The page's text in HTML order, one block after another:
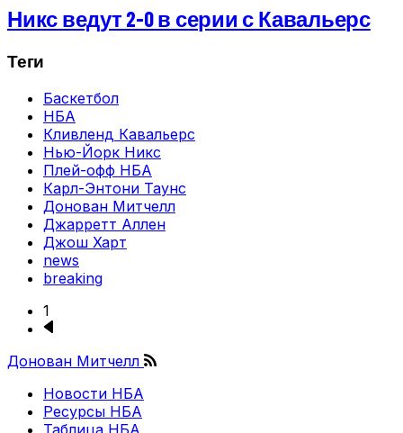
Никс ведут 2-0 в серии с Кавальерс
Теги
Баскетбол
НБА
Кливленд Кавальерс
Нью-Йорк Никс
Плей-офф НБА
Карл-Энтони Таунс
Донован Митчелл
Джарретт Аллен
Джош Харт
news
breaking
Нумерация
1
Следующая
Донован Митчелл
Подвал
Новости НБА
Ресурсы НБА
Таблица НБА